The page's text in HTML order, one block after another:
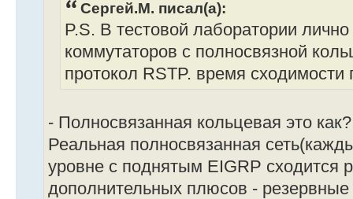
Сергей.М. писал(а):
P.S. В тестовой лаборатории
коммутаторов с полносвязной
протокол RSTP. время сходимости
- Полносвязанная кольцевая это как?
Реальная полносвязанная
уровне с поднятым EIGRP сходится
дополнительных плюсов - резервные